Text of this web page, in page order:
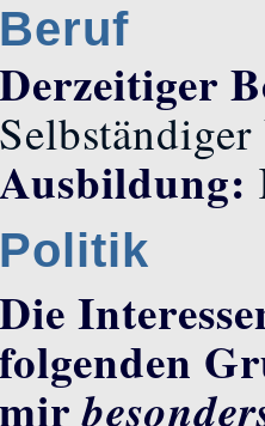
Beruf
Derzeitiger
Ausbildung:
Politik
Die
folgenden
mir